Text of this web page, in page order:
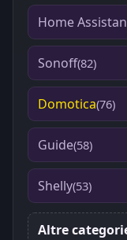
Home
Sonoff(82)
Domotica(76)
Guide(58)
Shelly(53)
Altre